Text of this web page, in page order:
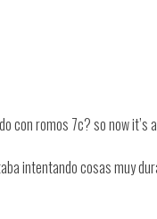
con romos 7c? so now it’s
intentando cosas muy